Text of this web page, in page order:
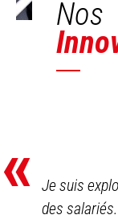
Nos
«
Je suis
des